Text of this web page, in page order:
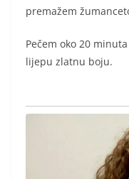
premažem
Pečem oko 20
lijepu zlatnu boju.